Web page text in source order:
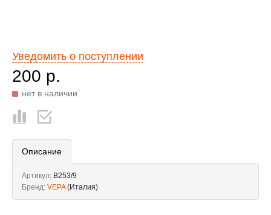
Уведомить о поступлении
200 р.
нет в наличии
Описание
Артикул: B253/9
Бренд: VEPA (Италия)